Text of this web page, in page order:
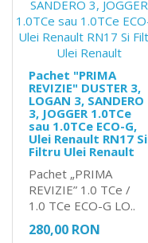
Pachet "PRIMA
REVIZIE" DUSTER 3,
LOGAN 3, SANDERO
3, JOGGER 1.0TCe
sau 1.0TCe ECO-G,
Ulei Renault RN17 Si
Filtru Ulei Renault
Pachet „PRIMA
REVIZIE” 1.0 TCe /
1.0 TCe ECO-G LO..
280,00 RON